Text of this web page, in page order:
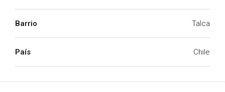
Barrio Talca
País Chile